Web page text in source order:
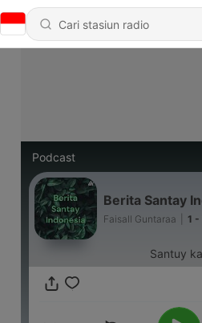
Podcast
Berita Santay
Faisall Guntaraa 1 -
Santuy